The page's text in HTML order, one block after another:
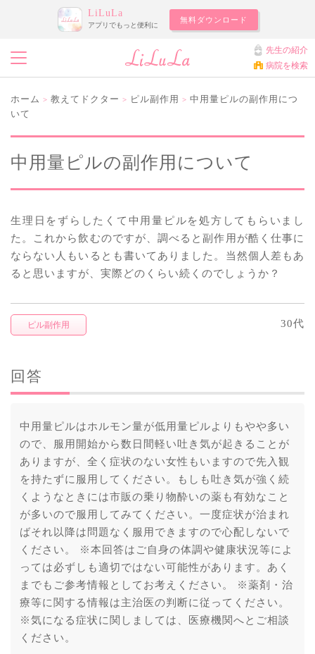
LiLuLa
アプリでもっと便利に
無料ダウンロード
先生の紹介
病院を検索
ホーム > 教えてドクター > ピル副作用 > 中用量ピルの副作用につ
いて
中用量ピルの副作用について
生理日をずらしたくて中用量ピルを処方してもらいまし
た。これから飲むのですが、調べると副作用が酷く仕事に
ならない人もいるとも書いてありました。当然個人差もあ
ると思いますが、実際どのくらい続くのでしょうか？
ピル副作用 30代
回答
中用量ピルはホルモン量が低用量ピルよりもやや多い
ので、服用開始から数日間軽い吐き気が起きることが
ありますが、全く症状のない女性もいますので先入観
を持たずに服用してください。もしも吐き気が強く続
くようなときには市販の乗り物酔いの薬も有効なこと
が多いので服用してみてください。一度症状が治まれ
ばそれ以降は問題なく服用できますので心配しないで
ください。 ※本回答はご自身の体調や健康状況等によ
っては必ずしも適切ではない可能性があります。あく
までもご参考情報としてお考えください。 ※薬剤・治
療等に関する情報は主治医の判断に従ってください。
※気になる症状に関しましては、医療機関へとご相談
ください。